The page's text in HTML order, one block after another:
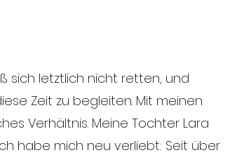
sich letztlich nicht retten, und
Zeit zu begleiten. Mit meinen
Verhältnis. Meine Tochter Lara
habe mich neu verliebt: Seit über